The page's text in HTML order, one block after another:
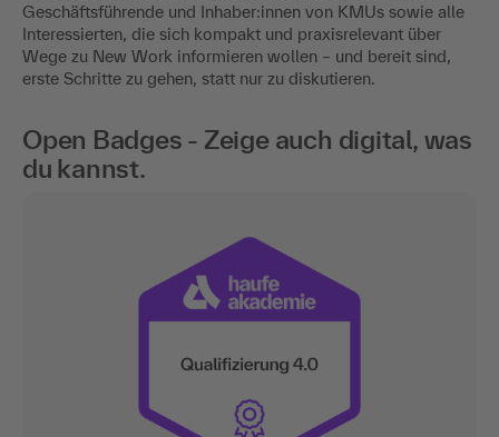
Geschäftsführende und Inhaber:innen von KMUs sowie alle
Interessierten, die sich kompakt und praxisrelevant über
Wege zu New Work informieren wollen – und bereit sind,
erste Schritte zu gehen, statt nur zu diskutieren.
Open Badges - Zeige auch digital, was
du kannst.